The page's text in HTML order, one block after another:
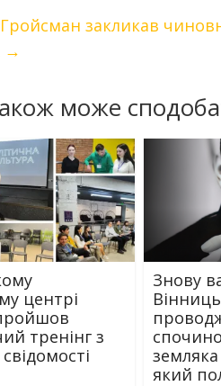
закликав
→
може
центрі
тренінг з
Знову
який